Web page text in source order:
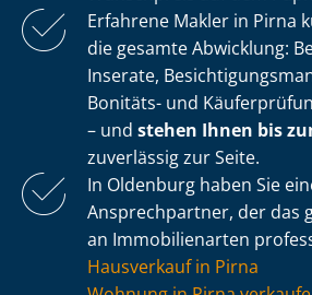
Erfahrene Makler in Pirna
die gesamte Abwicklung:
Inserate,
Bonitäts- und
– und stehen Ihnen bis
zuverlässig zur Seite.
In Oldenburg haben Sie
Ansprechpartner, der das
an Immobilienarten
Hausverkauf in Pirna